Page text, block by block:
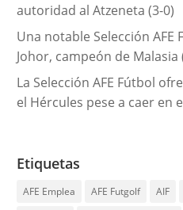
autoridad al Atzeneta (3-0)
Una notable Selección AFE
Johor, campeón de Malasia
La Selección AFE Fútbol
el Hércules pese a caer en
Etiquetas
AFE Emplea AFE Futgolf AIF